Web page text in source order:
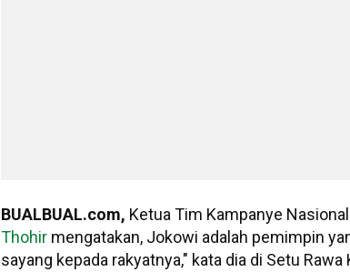
BUALBUAL.com, Ketua Tim Kampanye
Thohir mengatakan, Jokowi adalah pemimpin
sayang kepada rakyatnya," kata dia di Setu